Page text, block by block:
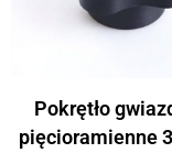
Pokrętło
pięcioramienne